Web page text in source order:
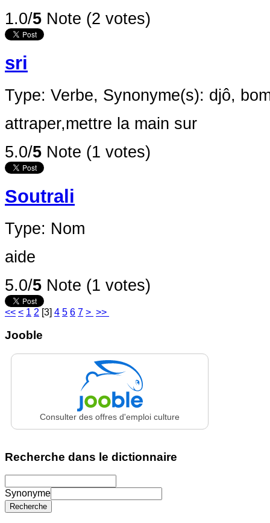
1.0/5 Note (2 votes)
sri
Type: Verbe, Synonyme(s): djô,
attraper,mettre la main sur
5.0/5 Note (1 votes)
Soutrali
Type: Nom
aide
5.0/5 Note (1 votes)
<< < 1 2 [3] 4 5 6 7 > >>
Jooble
Consulter des offres d'emploi culture
Recherche dans le dictionnaire
Synonyme
Recherche